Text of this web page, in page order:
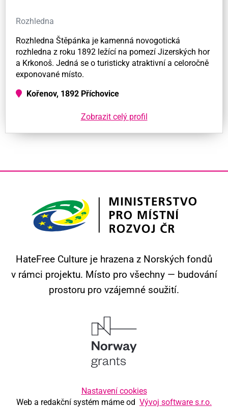
Rozhledna
Rozhledna Štěpánka je kamenná novogotická
rozhledna z roku 1892 ležící na pomezí Jizerských hor
a Krkonoš. Jedná se o turisticky atraktivní a celoročně
exponované místo.
Kořenov, 1892 Příchovice
Zobrazit celý profil
HateFree Culture je hrazena z Norských fondů
v rámci projektu. Místo pro všechny — budování
prostoru pro vzájemné soužití.
Nastavení cookies
Web a redakční systém máme od Vývoj software s.r.o.